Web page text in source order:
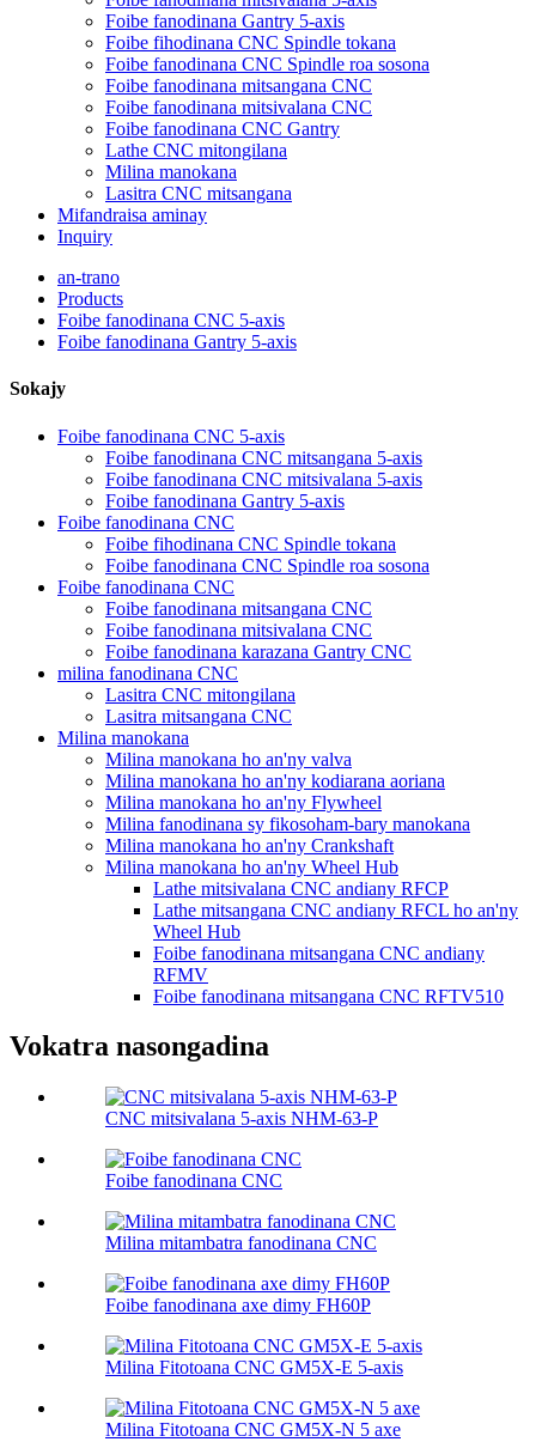
Foibe fanodinana Gantry 5-axis
Foibe fihodinana CNC Spindle tokana
Foibe fanodinana CNC Spindle roa sosona
Foibe fanodinana mitsangana CNC
Foibe fanodinana mitsivalana CNC
Foibe fanodinana CNC Gantry
Lathe CNC mitongilana
Milina manokana
Lasitra CNC mitsangana
Mifandraisa aminay
Inquiry
an-trano
Products
Foibe fanodinana CNC 5-axis
Foibe fanodinana Gantry 5-axis
Sokajy
Foibe fanodinana CNC 5-axis
Foibe fanodinana CNC mitsangana 5-axis
Foibe fanodinana CNC mitsivalana 5-axis
Foibe fanodinana Gantry 5-axis
Foibe fanodinana CNC
Foibe fihodinana CNC Spindle tokana
Foibe fanodinana CNC Spindle roa sosona
Foibe fanodinana CNC
Foibe fanodinana mitsangana CNC
Foibe fanodinana mitsivalana CNC
Foibe fanodinana karazana Gantry CNC
milina fanodinana CNC
Lasitra CNC mitongilana
Lasitra mitsangana CNC
Milina manokana
Milina manokana ho an'ny valva
Milina manokana ho an'ny kodiarana aoriana
Milina manokana ho an'ny Flywheel
Milina fanodinana sy fikosoham-bary manokana
Milina manokana ho an'ny Crankshaft
Milina manokana ho an'ny Wheel Hub
Lathe mitsivalana CNC andiany RFCP
Lathe mitsangana CNC andiany RFCL ho an'ny
Wheel Hub
Foibe fanodinana mitsangana CNC andiany
RFMV
Foibe fanodinana mitsangana CNC RFTV510
Vokatra nasongadina
CNC mitsivalana 5-axis NHM-63-P
Foibe fanodinana CNC
Milina mitambatra fanodinana CNC
Foibe fanodinana axe dimy FH60P
Milina Fitotoana CNC GM5X-E 5-axis
Milina Fitotoana CNC GM5X-N 5 axe